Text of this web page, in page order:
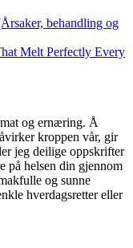
behandling og
Melt Perfectly Every
og ernæring. Å
kroppen vår, gir
jeg deilige oppskrifter
på helsen din gjennom
og sunne
hverdagsretter eller